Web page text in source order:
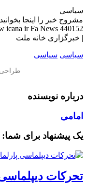
سیاسی
مشروح خبر را اینجا بخوانید
icana ir Fa News 440152
| خبرگزاری خانه ملت
سیاسی سیاسی
درباره نویسنده
امامی
یک پیشنهاد برای شما:
تحرکات